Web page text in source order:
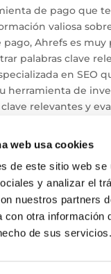
web usa cookies
de este sitio web
y analizar el
nuestros partners
con otra información
de sus servicios.
de pago que
valiosa
Ahrefs es muy
palabras clave
en SEO
herramienta de
relevantes y
Incluye
sean útiles y te
de SEO!